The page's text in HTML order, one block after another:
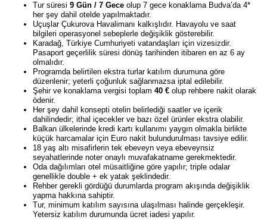
Tur süresi 9 Gün / 7 Gece olup 7 gece konaklama Budva’da 4*
her şey dahil otelde yapılmaktadır.
Uçuşlar Çukurova Havalimanı kalkışlıdır. Havayolu ve saat
bilgileri operasyonel sebeplerle değişiklik gösterebilir.
Karadağ, Türkiye Cumhuriyeti vatandaşları için vizesizdir.
Pasaport geçerlilik süresi dönüş tarihinden itibaren en az 6 ay
olmalıdır.
Programda belirtilen ekstra turlar katılım durumuna göre
düzenlenir; yeterli çoğunluk sağlanmazsa iptal edilebilir.
Şehir ve konaklama vergisi toplam 40 € olup rehbere nakit olarak
ödenir.
Her şey dahil konsepti otelin belirlediği saatler ve içerik
dahilindedir; ithal içecekler ve bazı özel ürünler ekstra olabilir.
Balkan ülkelerinde kredi kartı kullanımı yaygın olmakla birlikte
küçük harcamalar için Euro nakit bulundurulması tavsiye edilir.
18 yaş altı misafirlerin tek ebeveyn veya ebeveynsiz
seyahatlerinde noter onaylı muvafakatname gerekmektedir.
Oda dağılımları otel müsaitliğine göre yapılır; triple odalar
genellikle double + ek yatak şeklindedir.
Rehber gerekli gördüğü durumlarda program akışında değişiklik
yapma hakkına sahiptir.
Tur, minimum katılım sayısına ulaşılması halinde gerçekleşir.
Yetersiz katılım durumunda ücret iadesi yapılır.